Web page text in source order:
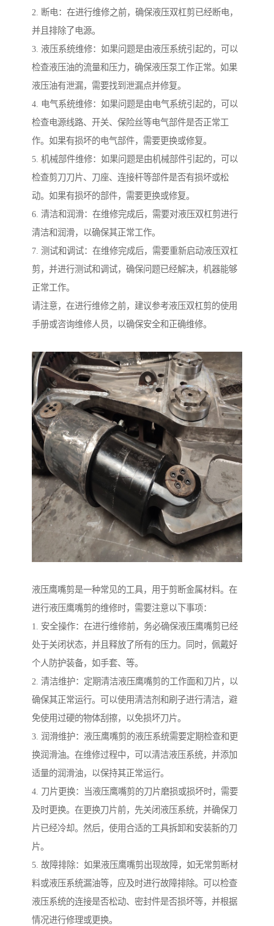
2. 断电：在进行维修之前，确保液压双杠剪已经断电，
并且排除了电源。
3. 液压系统维修：如果问题是由液压系统引起的，可以
检查液压油的流量和压力，确保液压泵工作正常。如果
液压油有泄漏，需要找到泄漏点并修复。
4. 电气系统维修：如果问题是由电气系统引起的，可以
检查电源线路、开关、保险丝等电气部件是否正常工
作。如果有损坏的电气部件，需要更换或修复。
5. 机械部件维修：如果问题是由机械部件引起的，可以
检查剪刀刀片、刀座、连接杆等部件是否有损坏或松
动。如果有损坏的部件，需要更换或修复。
6. 清洁和润滑：在维修完成后，需要对液压双杠剪进行
清洁和润滑，以确保其正常工作。
7. 测试和调试：在维修完成后，需要重新启动液压双杠
剪，并进行测试和调试，确保问题已经解决，机器能够
正常工作。
请注意，在进行维修之前，建议参考液压双杠剪的使用
手册或咨询维修人员，以确保安全和正确维修。
液压鹰嘴剪是一种常见的工具，用于剪断金属材料。在
进行液压鹰嘴剪的维修时，需要注意以下事项：
1. 安全操作：在进行维修前，务必确保液压鹰嘴剪已经
处于关闭状态，并且释放了所有的压力。同时，佩戴好
个人防护装备，如手套、等。
2. 清洁维护：定期清洁液压鹰嘴剪的工作面和刀片，以
确保其正常运行。可以使用清洁剂和刷子进行清洁，避
免使用过硬的物体刮擦，以免损坏刀片。
3. 润滑维护：液压鹰嘴剪的液压系统需要定期检查和更
换润滑油。在维修过程中，可以清洁液压系统，并添加
适量的润滑油，以保持其正常运行。
4. 刀片更换：当液压鹰嘴剪的刀片磨损或损坏时，需要
及时更换。在更换刀片前，先关闭液压系统，并确保刀
片已经冷却。然后，使用合适的工具拆卸和安装新的刀
片。
5. 故障排除：如果液压鹰嘴剪出现故障，如无常剪断材
料或液压系统漏油等，应及时进行故障排除。可以检查
液压系统的连接是否松动、密封件是否损坏等，并根据
情况进行修理或更换。